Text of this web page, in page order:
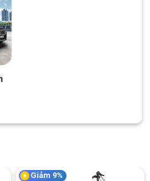
dụng bộ 7 líp ATA kết hợp cùng
hoạt.
Giảm 9%